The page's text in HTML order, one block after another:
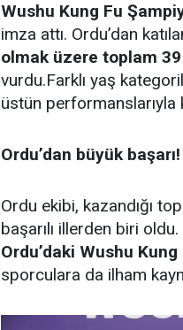
Wushu Kung Fu
imza attı. Ordu’dan
olmak üzere toplam
vurdu.Farklı yaş
üstün performanslarıyla
Ordu’dan büyük başarı!
Ordu ekibi, kazandığı
başarılı illerden biri
Ordu’daki Wushu
sporculara da ilham